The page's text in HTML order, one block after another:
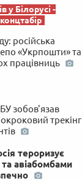
у Білорусі -
російська
«Укрпошти» та
працівниць
зобов'язав
трекінг
тероризує
авіабомбами